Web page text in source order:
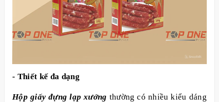
- Thiết kế đa dạng
Hộp giấy đựng lạp xưởng thường có nhiều kiểu dáng